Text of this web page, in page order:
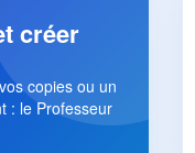
créer
copies ou un
: le Professeur